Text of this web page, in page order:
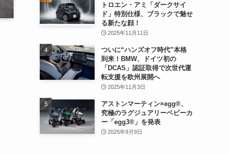
トロエン・アミ「ダークサイ
ド」特別仕様、ブラックで魅せ
る新たな顔！
2025年11月11日
ついに“ハンズオフ時代”本格
到来！BMW、ドイツ初の
「DCAS」認証取得で次世代運
転支援を欧州展開へ
2025年11月3日
アストンマーティン×egg®、
究極のラグジュアリーベビーカ
ー「egg3®」を発表
2025年9月9日